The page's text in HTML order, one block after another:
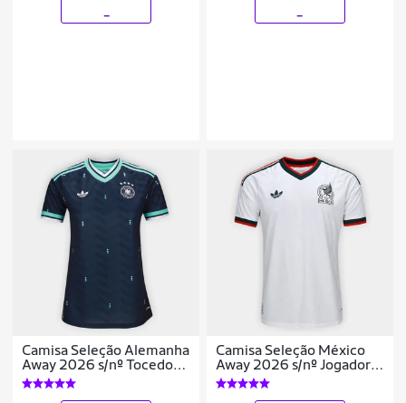
Camisa Seleção Alemanha
Away 2026 s/nº Tocedor
Adidas Originals Feminina
Camisa Seleção México
Away 2026 s/nº Jogador
Adidas Originals
Masculina